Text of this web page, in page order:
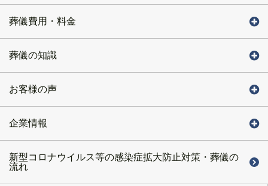
葬儀費用・料金
葬儀の知識
お客様の声
企業情報
新型コロナウイルス等の感染症拡大防止対策・葬儀の
流れ